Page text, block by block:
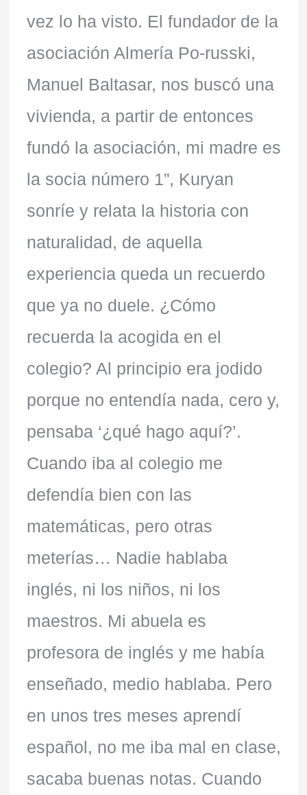
vez lo ha visto. El fundador de la
asociación Almería Po-russki,
Manuel Baltasar, nos buscó una
vivienda, a partir de entonces
fundó la asociación, mi madre es
la socia número 1”, Kuryan
sonríe y relata la historia con
naturalidad, de aquella
experiencia queda un recuerdo
que ya no duele. ¿Cómo
recuerda la acogida en el
colegio? Al principio era jodido
porque no entendía nada, cero y,
pensaba ‘¿qué hago aquí?’.
Cuando iba al colegio me
defendía bien con las
matemáticas, pero otras
meterías… Nadie hablaba
inglés, ni los niños, ni los
maestros. Mi abuela es
profesora de inglés y me había
enseñado, medio hablaba. Pero
en unos tres meses aprendí
español, no me iba mal en clase,
sacaba buenas notas. Cuando